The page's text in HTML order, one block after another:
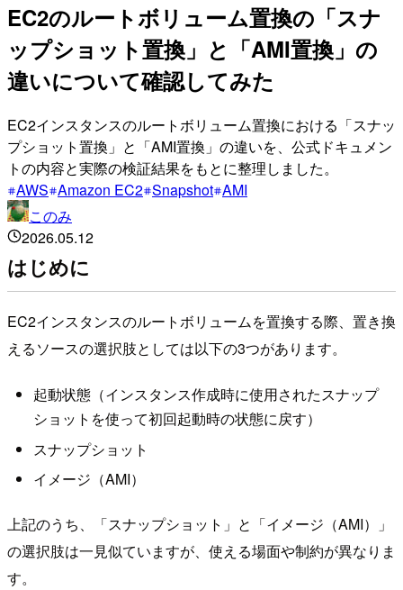
EC2のルートボリューム置換の「スナ
ップショット置換」と「AMI置換」の
違いについて確認してみた
EC2インスタンスのルートボリューム置換における「スナッ
プショット置換」と「AMI置換」の違いを、公式ドキュメン
トの内容と実際の検証結果をもとに整理しました。
AWS Amazon EC2 Snapshot AMI
このみ
2026.05.12
はじめに
EC2インスタンスのルートボリュームを置換する際、置き換
えるソースの選択肢としては以下の3つがあります。
起動状態（インスタンス作成時に使用されたスナップ
ショットを使って初回起動時の状態に戻す）
スナップショット
イメージ（AMI）
上記のうち、「スナップショット」と「イメージ（AMI）」
の選択肢は一見似ていますが、使える場面や制約が異なりま
す。